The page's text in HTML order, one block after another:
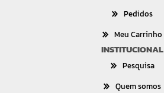
Pedidos
Meu Carrinho
INSTITUCIONAL
Pesquisa
Quem somos